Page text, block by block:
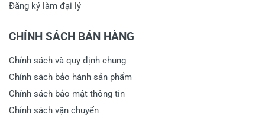
Đăng ký làm đại lý
CHÍNH SÁCH BÁN HÀNG
Chính sách và quy định chung
Chính sách bảo hành sản phẩm
Chính sách bảo mật thông tin
Chính sách vận chuyển